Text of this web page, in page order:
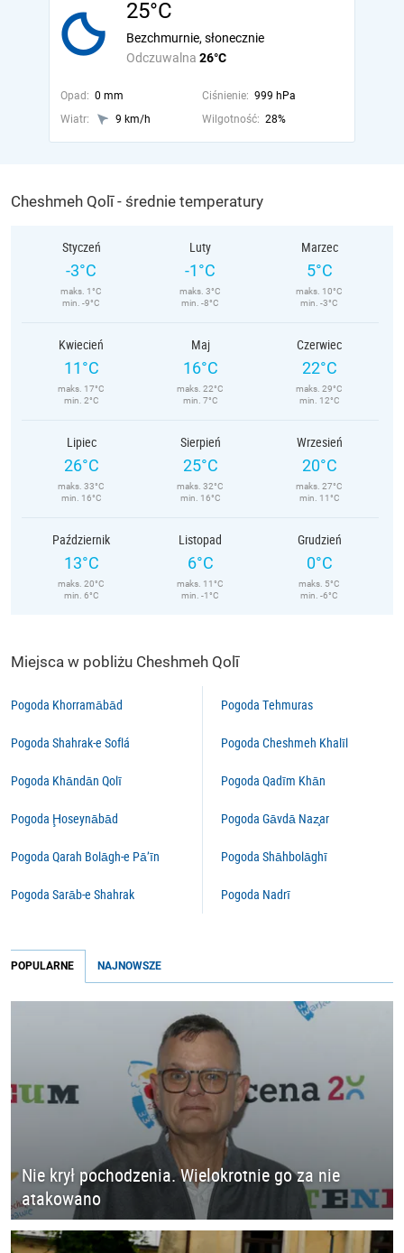
25°C
Odczuwalna 26°C
Bezchmurnie, słonecznie
Opad: 0 mm Ciśnienie: 999 hPa
Wiatr:
9 km/h Wilgotność: 28%
Cheshmeh Qolī - średnie temperatury
Styczeń
-3°C
maks. 1°C
min. -9°C
Luty
-1°C
maks. 3°C
min. -8°C
Marzec
5°C
maks. 10°C
min. -3°C
Kwiecień
11°C
maks. 17°C
min. 2°C
Maj
16°C
maks. 22°C
min. 7°C
Czerwiec
22°C
maks. 29°C
min. 12°C
Lipiec
26°C
maks. 33°C
min. 16°C
Sierpień
25°C
maks. 32°C
min. 16°C
Wrzesień
20°C
maks. 27°C
min. 11°C
Październik
13°C
maks. 20°C
min. 6°C
Listopad
6°C
maks. 11°C
min. -1°C
Grudzień
0°C
maks. 5°C
min. -6°C
Miejsca w pobliżu Cheshmeh Qolī
Pogoda Khorramābād
Pogoda Shahrak-e Soflá
Pogoda Khāndān Qolī
Pogoda Ḩoseynābād
Pogoda Qarah Bolāgh-e Pā’īn
Pogoda Sarāb-e Shahrak
Pogoda Tehmuras
Pogoda Cheshmeh Khalīl
Pogoda Qadīm Khān
Pogoda Gāvdā Naz̧ar
Pogoda Shāhbolāghī
Pogoda Nadrī
POPULARNE NAJNOWSZE
Nie krył pochodzenia. Wielokrotnie go za nie
atakowano